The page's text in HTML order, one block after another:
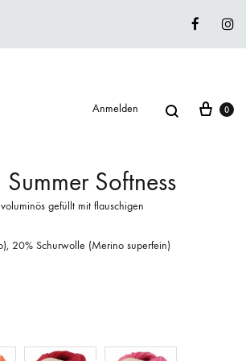
Anmelden Suche 0
Softness
gefüllt mit flauschigen
20% Schurwolle (Merino superfein)